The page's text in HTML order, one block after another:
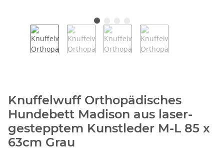
Knuffelwuff Orthopädisches
Hundebett Madison aus laser-
gestepptem Kunstleder M-L 85 x
63cm Grau